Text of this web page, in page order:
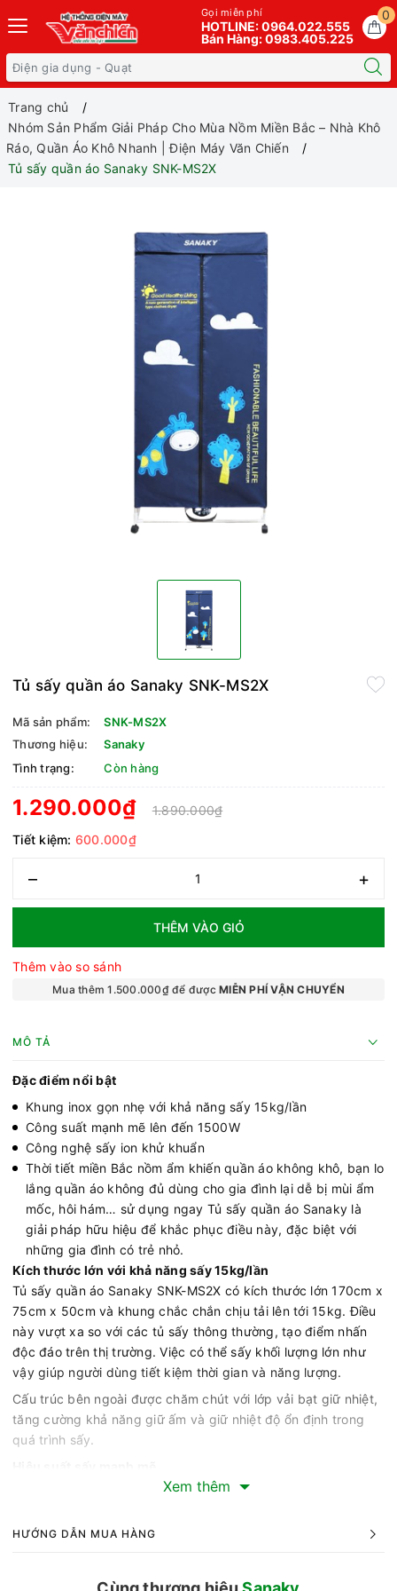
0
Gọi miễn phí
HOTLINE: 0964.022.555
Bán Hàng: 0983.405.225
Trang chủ
Nhóm Sản Phẩm Giải Pháp Cho Mùa Nồm Miền Bắc – Nhà Khô
Ráo, Quần Áo Khô Nhanh | Điện Máy Văn Chiến
Tủ sấy quần áo Sanaky SNK-MS2X
Tủ sấy quần áo Sanaky SNK-MS2X
Mã sản phẩm:
SNK-MS2X
Thương hiệu:
Sanaky
Tình trạng:
Còn hàng
1.290.000₫
1.890.000₫
Tiết kiệm: 600.000₫
– +
THÊM VÀO GIỎ
Thêm vào so sánh
Mua thêm 1.500.000₫ để đượcMIỄN PHÍ VẬN CHUYỂN
MÔ TẢ
Đặc điểm nổi bật
Khung inox gọn nhẹ với khả năng sấy 15kg/lần
Công suất mạnh mẽ lên đến 1500W
Công nghệ sấy ion khử khuẩn
Thời tiết miền Bắc nồm ẩm khiến quần áo không khô, bạn lo
lắng quần áo không đủ dùng cho gia đình lại dễ bị mùi ẩm
mốc, hôi hám… sử dụng ngay Tủ sấy quần áo Sanaky là
giải pháp hữu hiệu để khắc phục điều này, đặc biệt với
những gia đình có trẻ nhỏ.
Kích thước lớn với khả năng sấy 15kg/lần
Tủ sấy quần áo Sanaky SNK-MS2X có kích thước lớn 170cm x
75cm x 50cm và khung chắc chắn chịu tải lên tới 15kg. Điều
này vượt xa so với các tủ sấy thông thường, tạo điểm nhấn
độc đáo trên thị trường. Việc có thể sấy khối lượng lớn như
vậy giúp người dùng tiết kiệm thời gian và năng lượng.
Cấu trúc bên ngoài được chăm chút với lớp vải bạt giữ nhiệt,
tăng cường khả năng giữ ấm và giữ nhiệt độ ổn định trong
quá trình sấy.
Với công suất mạnh mẽ lên đến 1500W, tủ sấy quần áo
còn giữ cho quần áo không bị nhăn. Tốc độ sấy khô quần áo
Xem thêm
HƯỚNG DẪN MUA HÀNG